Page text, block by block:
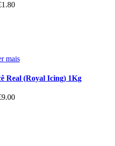
1.80
mais
Real (Royal Icing) 1Kg
9.00